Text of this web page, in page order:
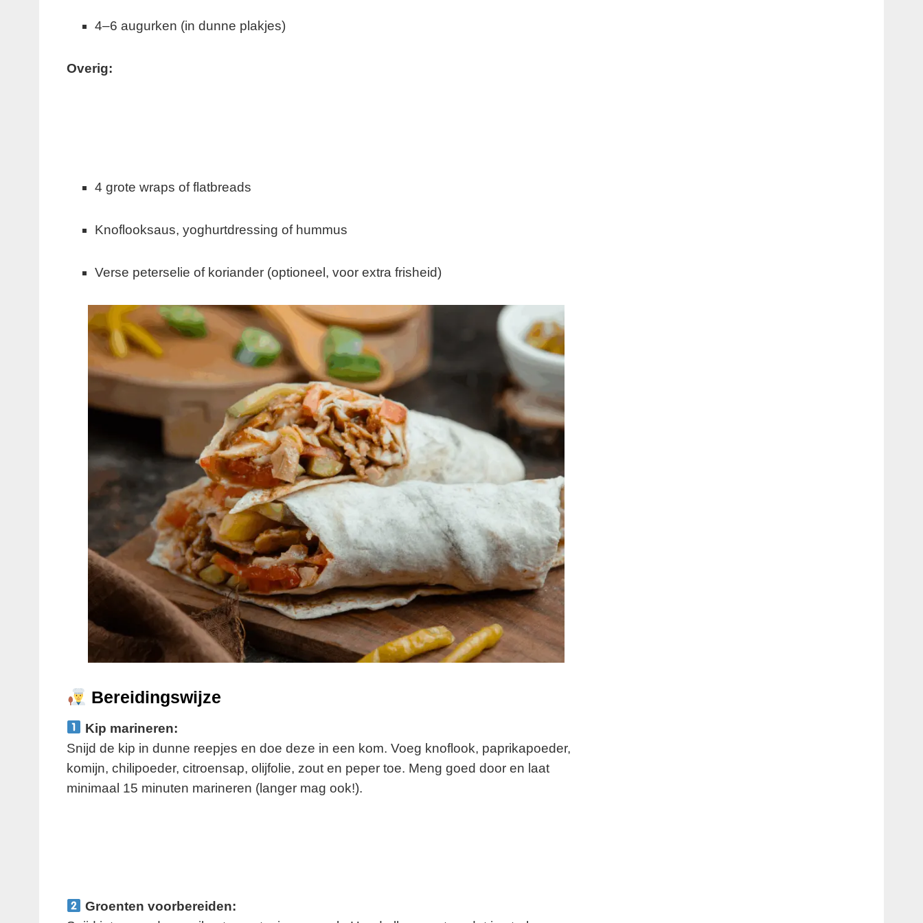
4–6 augurken (in dunne plakjes)
Overig:
4 grote wraps of flatbreads
Knoflooksaus, yoghurtdressing of hummus
Verse peterselie of koriander (optioneel, voor extra frisheid)
Bereidingswijze
Kip marineren:
Snijd de kip in dunne reepjes en doe deze in een kom. Voeg knoflook, paprikapoeder,
komijn, chilipoeder, citroensap, olijfolie, zout en peper toe. Meng goed door en laat
minimaal 15 minuten marineren (langer mag ook!).
Groenten voorbereiden: